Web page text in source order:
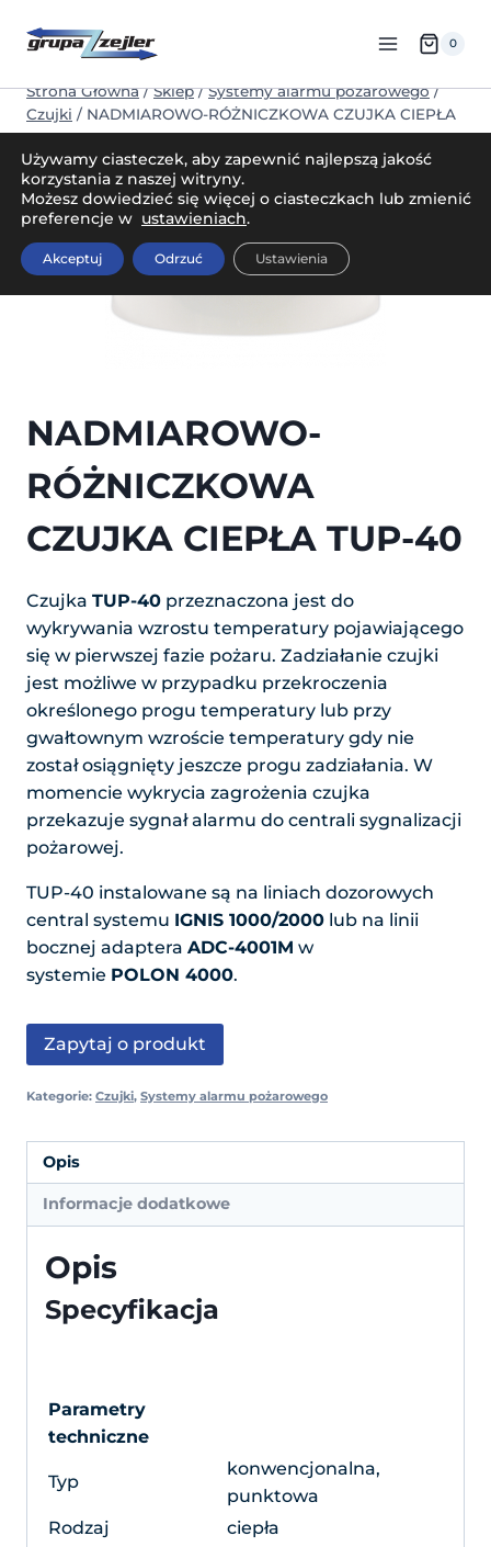
0
Strona Główna / Sklep / Systemy alarmu pożarowego /
Czujki / NADMIAROWO-RÓŻNICZKOWA CZUJKA CIEPŁA
TUP-40
NADMIAROWO-
RÓŻNICZKOWA
CZUJKA CIEPŁA TUP-40
Czujka TUP-40 przeznaczona jest do
wykrywania wzrostu temperatury pojawiającego
się w pierwszej fazie pożaru. Zadziałanie czujki
jest możliwe w przypadku przekroczenia
określonego progu temperatury lub przy
gwałtownym wzroście temperatury gdy nie
został osiągnięty jeszcze progu zadziałania. W
momencie wykrycia zagrożenia czujka
przekazuje sygnał alarmu do centrali sygnalizacji
pożarowej.
TUP-40 instalowane są na liniach dozorowych
central systemu IGNIS 1000/2000 lub na linii
bocznej adaptera ADC-4001M w
systemie POLON 4000.
Zapytaj o produkt
Kategorie: Czujki, Systemy alarmu pożarowego
Opis
Informacje dodatkowe
Opis
Specyfikacja
Parametry
techniczne
Typ
konwencjonalna,
punktowa
Rodzaj
ciepła
Używamy ciasteczek, aby zapewnić najlepszą jakość
korzystania z naszej witryny.
Możesz dowiedzieć się więcej o ciasteczkach lub zmienić
preferencje w ustawieniach.
Akceptuj Odrzuć Ustawienia